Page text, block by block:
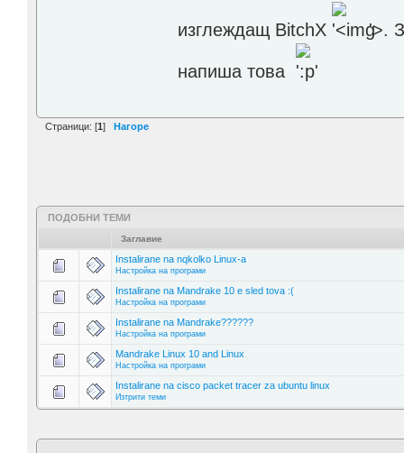
изглеждащ BitchX '>.
напиша това
Страници: [1] Нагоре
ПОДОБНИ ТЕМИ
Заглавие
Instalirane na nqkolko Linux-a
Настройка на програми
Instalirane na Mandrake 10 e sled tova :(
Настройка на програми
Instalirane na Mandrake??????
Настройка на програми
Mandrake Linux 10 and Linux
Настройка на програми
Instalirane na cisco packet tracer za ubuntu linux
Изтрити теми